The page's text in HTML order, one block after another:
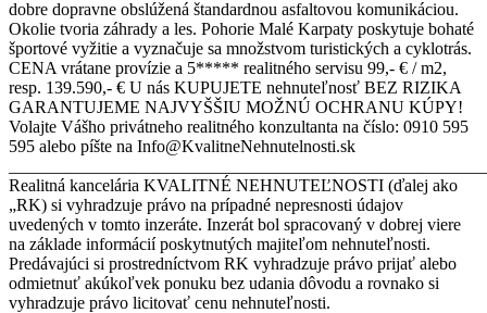
dobre dopravne obslúžená štandardnou asfaltovou komunikáciou.
Okolie tvoria záhrady a les. Pohorie Malé Karpaty poskytuje bohaté
športové vyžitie a vyznačuje sa množstvom turistických a cyklotrás.
CENA vrátane provízie a 5***** realitného servisu 99,- € / m2,
resp. 139.590,- € U nás KUPUJETE nehnuteľnosť BEZ RIZIKA
GARANTUJEME NAJVYŠŠIU MOŽNÚ OCHRANU KÚPY!
Volajte Vášho privátneho realitného konzultanta na číslo: 0910 595
595 alebo píšte na Info@KvalitneNehnutelnosti.sk
Realitná kancelária KVALITNÉ NEHNUTEĽNOSTI (ďalej ako
„RK) si vyhradzuje právo na prípadné nepresnosti údajov
uvedených v tomto inzeráte. Inzerát bol spracovaný v dobrej viere
na základe informácií poskytnutých majiteľom nehnuteľnosti.
Predávajúci si prostredníctvom RK vyhradzuje právo prijať alebo
odmietnuť akúkoľvek ponuku bez udania dôvodu a rovnako si
vyhradzuje právo licitovať cenu nehnuteľnosti.